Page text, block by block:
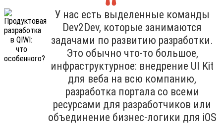
У нас есть выделенные команды
Dev2Dev, которые занимаются
задачами по развитию разработки.
Это обычно что-то большое,
инфраструктурное: внедрение UI Kit
для веба на всю компанию,
разработка портала со всеми
ресурсами для разработчиков или
объединение бизнес-логики для iOS